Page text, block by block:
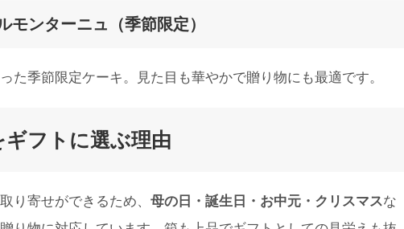
モンターニュ（季節限定）
た季節限定ケーキ。見た目も華やかで贈り物にも最適です。
ギフトに選ぶ理由
り寄せができるため、 母の日・誕生日・お中元・クリスマスな